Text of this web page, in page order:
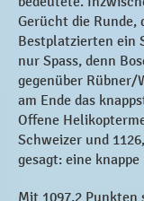
Gerücht die Runde,
Bestplatzierten ein
nur Spass, denn
gegenüber Rübner/
am Ende das
Offene
Schweizer und
gesagt: eine knappe
Mit 1097,2